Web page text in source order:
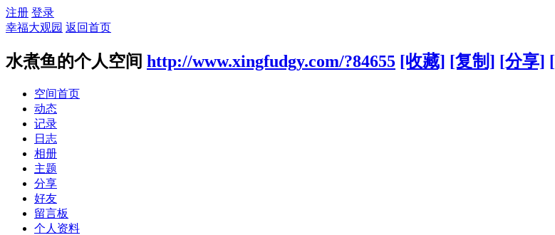
注册 登录
幸福大观园 返回首页
水煮鱼的个人空间 http://www.xingfudgy.com/?84655 [收藏] [复制] [分享]
空间首页
动态
记录
日志
相册
主题
分享
好友
留言板
个人资料